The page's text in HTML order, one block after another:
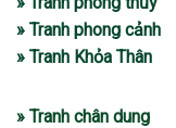
» Tranh phong cảnh
» Tranh Khỏa Thân
» Tranh chân dung